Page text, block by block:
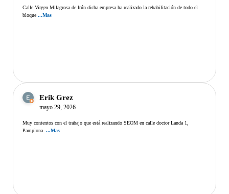
Calle Virgen Milagrosa de Irún dicha empresa ha realizado la rehabilitación de todo el
bloque...Mas
Erik Grez
mayo 29, 2026
Muy contentos con el trabajo que está realizando SEOM en calle doctor Landa 1,
Pamplona. ...Mas